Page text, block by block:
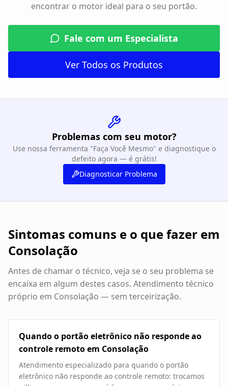
encontrar o motor ideal para o seu portão.
Fale com um Especialista
Ver Todos os Produtos
Problemas com seu motor?
Use nossa ferramenta "Faça Você Mesmo" e diagnostique o
defeito agora — é grátis!
Diagnosticar Problema
Sintomas comuns e o que fazer em
Consolação
Antes de chamar o técnico, veja se o seu problema se
encaixa em algum destes casos. Atendimento técnico
próprio em Consolação — sem terceirização.
Quando o portão eletrônico não responde ao
controle remoto em Consolação
Atendimento especializado para quando o portão
eletrônico não responde ao controle remoto: trocamos